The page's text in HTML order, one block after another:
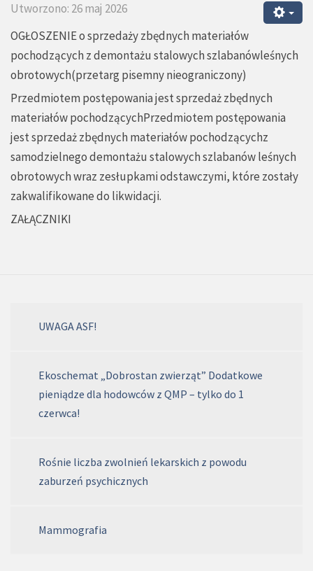
Utworzono: 26 maj 2026
OGŁOSZENIE o sprzedaży zbędnych materiałów
pochodzących z demontażu stalowych szlabanówleśnych
obrotowych(przetarg pisemny nieograniczony)
Przedmiotem postępowania jest sprzedaż zbędnych
materiałów pochodzącychPrzedmiotem postępowania
jest sprzedaż zbędnych materiałów pochodzącychz
samodzielnego demontażu stalowych szlabanów leśnych
obrotowych wraz zesłupkami odstawczymi, które zostały
zakwalifikowane do likwidacji.
ZAŁĄCZNIKI
UWAGA ASF!
Ekoschemat „Dobrostan zwierząt” Dodatkowe
pieniądze dla hodowców z QMP – tylko do 1
czerwca!
Rośnie liczba zwolnień lekarskich z powodu
zaburzeń psychicznych
Mammografia